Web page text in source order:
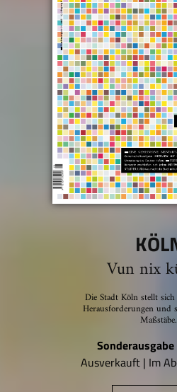
Vun nix
Die Stadt Köln stellt
Herausforderungen und
Maßstäbe.
Ausverkauft | Im